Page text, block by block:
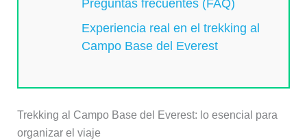
Preguntas frecuentes (FAQ)
Experiencia real en el trekking al
Campo Base del Everest
Trekking al Campo Base del Everest: lo esencial para
organizar el viaje